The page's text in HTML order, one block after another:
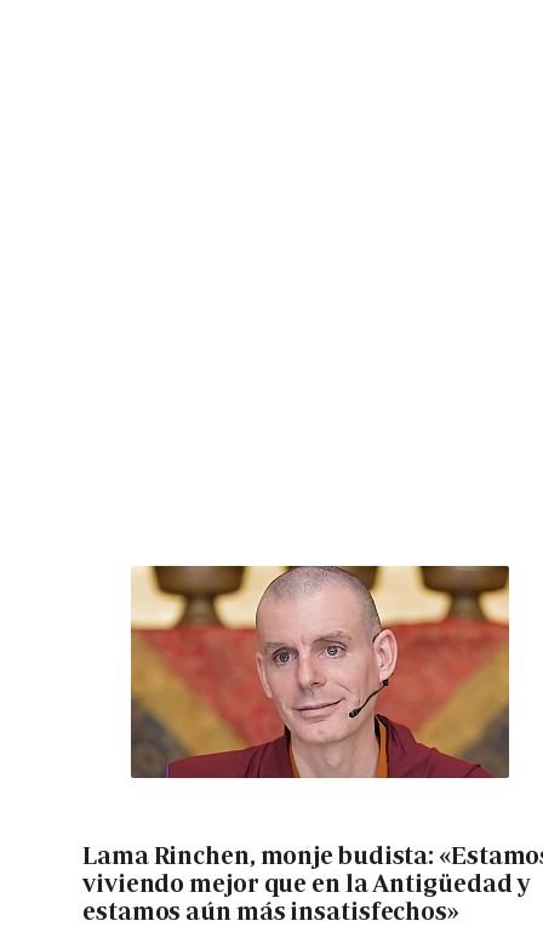
Lama Rinchen, monje budista:
viviendo mejor que en la Antigüedad y
estamos aún más insatisfechos»